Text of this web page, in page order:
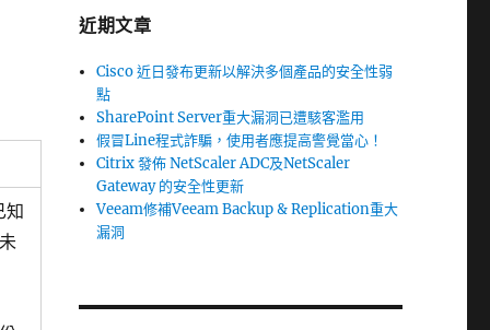
知
近期文章
Cisco 近日發布更新以解決多個產品的安全性弱
點
SharePoint Server重大漏洞已遭駭客濫用
假冒Line程式詐騙，使用者應提高警覺當心！
Citrix 發佈 NetScaler ADC及NetScaler
Gateway 的安全性更新
Veeam修補Veeam Backup & Replication重大
漏洞